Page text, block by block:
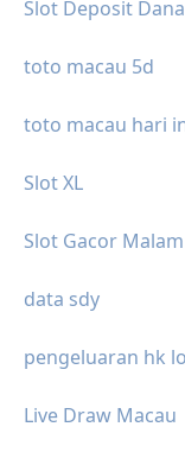
Slot Deposit Dana
toto macau 5d
toto macau hari
Slot XL
Slot Gacor
data sdy
pengeluaran hk
Live Draw Macau